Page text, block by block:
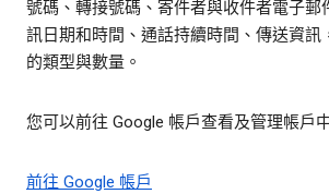
號碼、轉接號碼、寄件者與收件者電子郵
訊日期和時間、通話持續時間、傳送資訊
的類型與數量。
您可以前往 Google 帳戶查看及管理帳戶
前往 Google 帳戶